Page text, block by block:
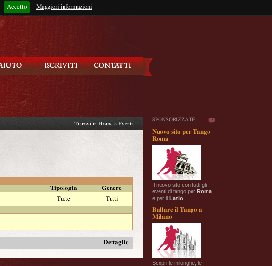
Accetto Maggiori informazioni
Rimani connesso?
SPONSORIZZATE
Nuovo sito per Tango
Roma
Il nuovo sito con tutti gli
eventi di tango per Roma
e per il Lazio
Ballare il Tango a
Milano
Scopri le milonghe, le
Ti trovi in Home » Eventi
Tipologia
Genere
Tutte
Tutti
Dettaglio